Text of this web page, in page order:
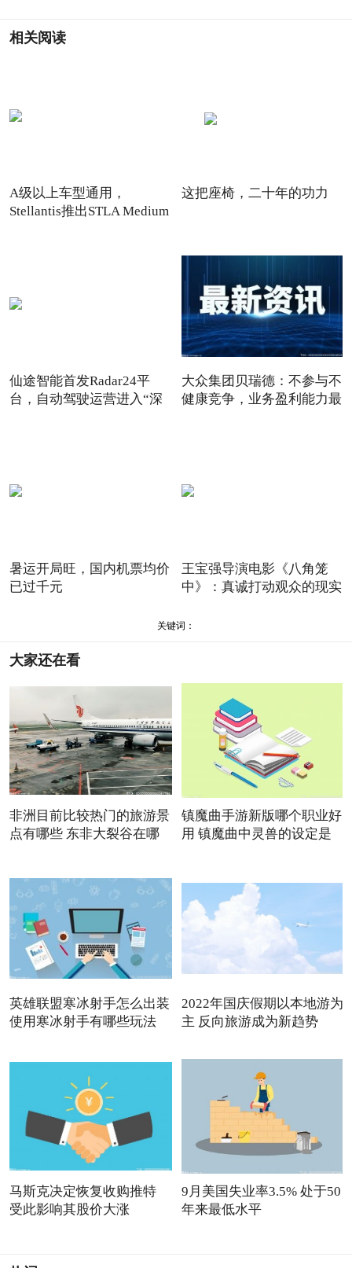
相关阅读
A级以上车型通用，
Stellantis推出STLA Medium
这把座椅，二十年的功力
仙途智能首发Radar24平
台，自动驾驶运营进入“深
大众集团贝瑞德：不参与不
健康竞争，业务盈利能力最
暑运开局旺，国内机票均价
已过千元
王宝强导演电影《八角笼
中》：真诚打动观众的现实
关键词：
大家还在看
非洲目前比较热门的旅游景
点有哪些 东非大裂谷在哪
镇魔曲手游新版哪个职业好
用 镇魔曲中灵兽的设定是
英雄联盟寒冰射手怎么出装
使用寒冰射手有哪些玩法
2022年国庆假期以本地游为
主 反向旅游成为新趋势
马斯克决定恢复收购推特
受此影响其股价大涨
9月美国失业率3.5% 处于50
年来最低水平